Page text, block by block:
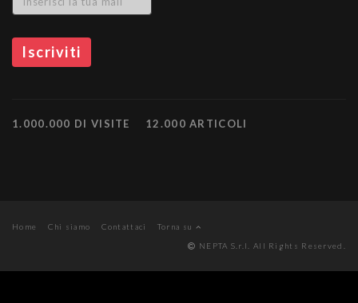
1.000.000 DI VISITE 12.000 ARTICOLI
Home Chi siamo Contattaci
Torna su
NEPTA S.r.l. All Rights Reserved.